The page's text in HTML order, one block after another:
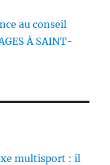
au conseil
À SAINT-
multisport : il